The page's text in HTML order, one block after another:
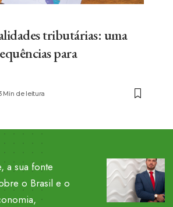
tributárias: uma
para
Min de leitura
a sua fonte
o Brasil e o